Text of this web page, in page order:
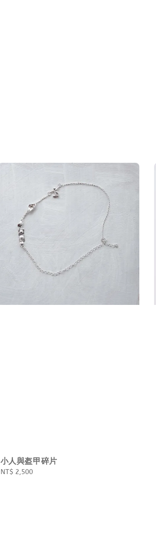
小人與盔甲碎片
Regular
NT$ 2,500